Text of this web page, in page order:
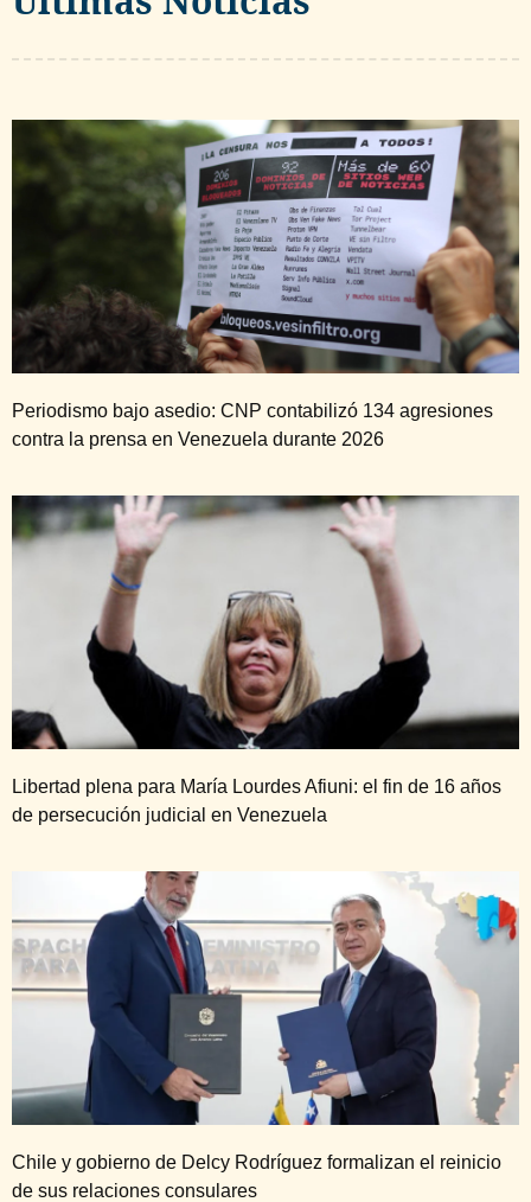
Periodismo bajo asedio: CNP contabilizó 134 agresiones
contra la prensa en Venezuela durante 2026
Libertad plena para María Lourdes Afiuni: el fin de 16 años
de persecución judicial en Venezuela
Chile y gobierno de Delcy Rodríguez formalizan el reinicio
de sus relaciones consulares